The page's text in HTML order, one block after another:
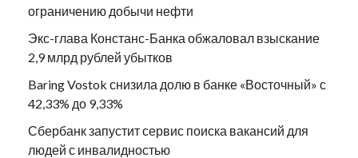
ограничению добычи нефти
Экс-глава Констанс-Банка обжаловал взыскание
2,9 млрд рублей убытков
Baring Vostok снизила долю в банке «Восточный» с
42,33% до 9,33%
Сбербанк запустит сервис поиска вакансий для
людей с инвалидностью